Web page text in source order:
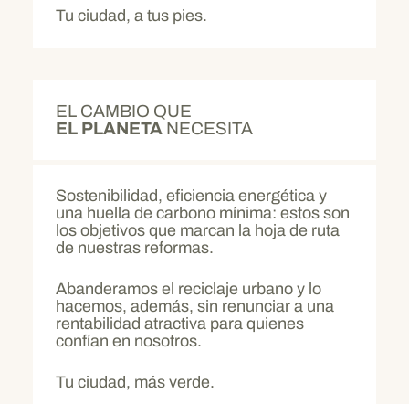
Tu ciudad, a tus pies.
EL CAMBIO QUE
EL PLANETA NECESITA
Sostenibilidad, eficiencia energética y
una huella de carbono mínima: estos son
los objetivos que marcan la hoja de ruta
de nuestras reformas.
Abanderamos el reciclaje urbano y lo
hacemos, además, sin renunciar a una
rentabilidad atractiva para quienes
confían en nosotros.
Tu ciudad, más verde.